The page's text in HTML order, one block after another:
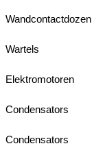
Wandcontactdozen
Wartels
Elektromotoren
Condensators
Condensators